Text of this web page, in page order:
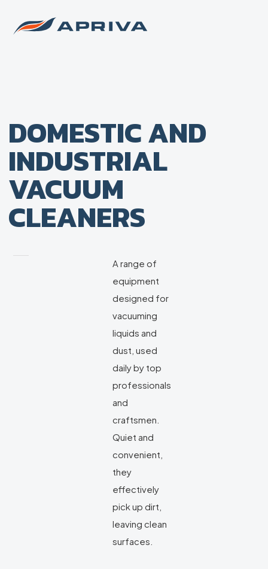
DOMESTIC AND
INDUSTRIAL
VACUUM
CLEANERS
A range of
equipment
designed for
vacuuming
liquids and
dust, used
daily by top
professionals
and
craftsmen.
Quiet and
convenient,
they
effectively
pick up dirt,
leaving clean
surfaces.